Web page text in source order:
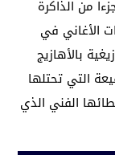
من الذاكرة
الأغاني في
بالأهازيج
التي تحتلها
الفني الذي